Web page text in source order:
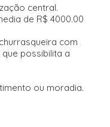
central.
de R$ 4000.00
com
possibilita a
ou moradia.